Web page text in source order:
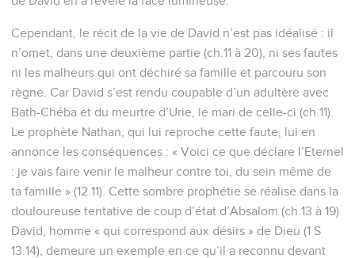
Cependant, le récit de la vie de David n’est pas idéalisé : il
n’omet, dans une deuxième partie (ch.11 à 20), ni ses fautes
ni les malheurs qui ont déchiré sa famille et parcouru son
règne. Car David s’est rendu coupable d’un adultère avec
Bath-Chéba et du meurtre d’Urie, le mari de celle-ci (ch.11).
Le prophète Nathan, qui lui reproche cette faute, lui en
annonce les conséquences : « Voici ce que déclare l’Eternel
: je vais faire venir le malheur contre toi, du sein même de
ta famille » (12.11). Cette sombre prophétie se réalise dans la
douloureuse tentative de coup d’état d’Absalom (ch.13 à 19).
David, homme « qui correspond aux désirs » de Dieu (1 S
13.14), demeure un exemple en ce qu’il a reconnu devant